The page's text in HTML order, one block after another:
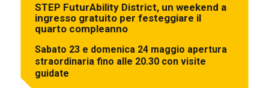
STEP FuturAbility District, un weekend a
ingresso gratuito per festeggiare il
quarto compleanno
Sabato 23 e domenica 24 maggio apertura
straordinaria fino alle 20.30 con visite
guidate